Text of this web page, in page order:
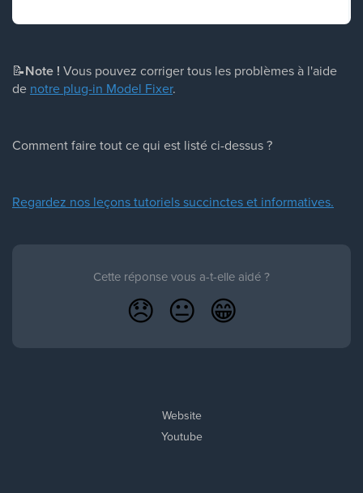
📝Note ! Vous pouvez corriger tous les problèmes à l'aide
de notre plug-in Model Fixer.
Comment faire tout ce qui est listé ci-dessus ?
Regardez nos leçons tutoriels succinctes et informatives.
Cette réponse vous a-t-elle aidé ?
😞 😐 😁
Website
Youtube